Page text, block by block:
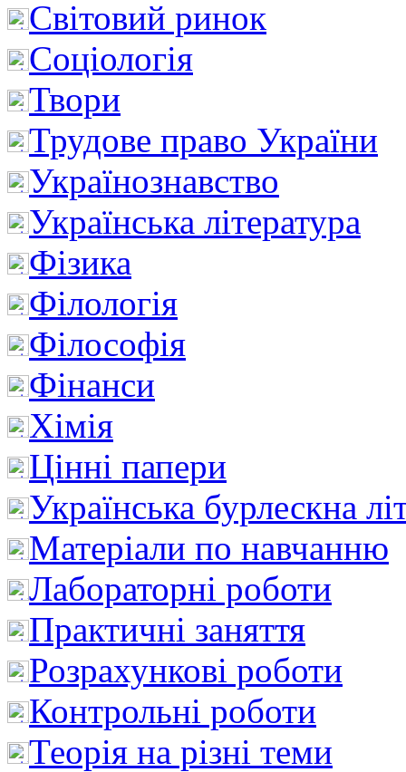
Світовий ринок
Соціологія
Твори
Трудове право України
Українознавство
Українська література
Фізика
Філологія
Філософія
Фінанси
Хімія
Цінні папери
Українська бурлескна
Матеріали по навчанню
Лабораторні роботи
Практичні заняття
Розрахункові роботи
Контрольні роботи
Теорія на різні теми